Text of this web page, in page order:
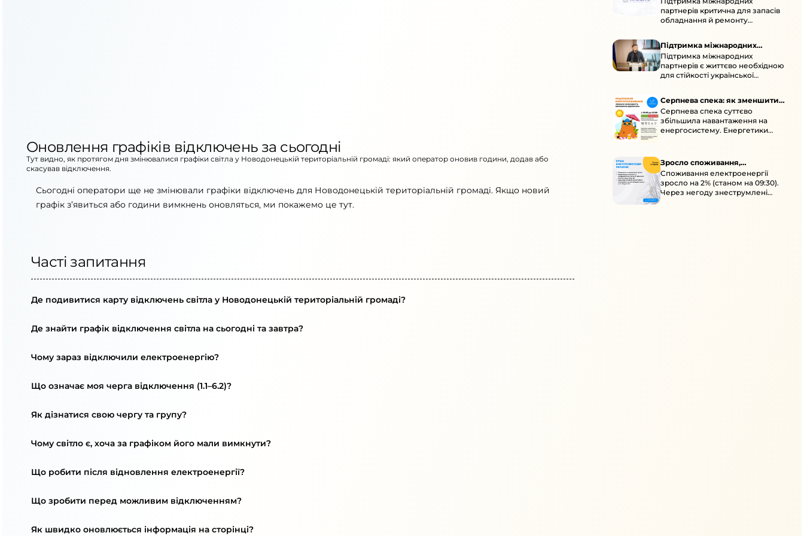
Оновлення графіків відключень за сьогодні
Тут видно, як протягом дня змінювалися графіки світла у Новодонецькій територіальній громаді: який оператор оновив години, додав або
скасував відключення.
Сьогодні оператори ще не змінювали графіки відключень для Новодонецькій територіальній громаді. Якщо новий
графік з’явиться або години вимкнень оновляться, ми покажемо це тут.
Часті запитання
Де подивитися карту відключень світла у Новодонецькій територіальній громаді?
Де знайти графік відключення світла на сьогодні та завтра?
Чому зараз відключили електроенергію?
Що означає моя черга відключення (1.1–6.2)?
Як дізнатися свою чергу та групу?
Чому світло є, хоча за графіком його мали вимкнути?
Що робити після відновлення електроенергії?
Що зробити перед можливим відключенням?
Як швидко оновлюється інформація на сторінці?
підтримка для стійкості
енергосистеми
партнерів критична для запасів
обладнання й ремонту
Підтримка міжнародних
партнерів для стійкості
енергосистеми
Підтримка міжнародних
партнерів є життєво необхідною
для стійкості української
наступної зими.
Серпнева спека: як зменшити
навантаження
Серпнева спека суттєво
збільшила навантаження на
енергосистему. Енергетики
ощадливо споживати.
Зросло споживання,
знеструмлення через негоду й
атаки
Споживання електроенергії
зросло на 2% (станом на 09:30).
Через негоду знеструмлені
понад 70 населених пунктів.